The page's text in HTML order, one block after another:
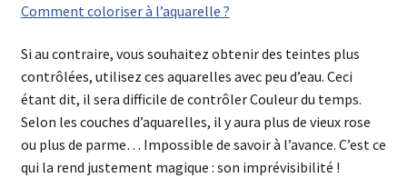
Comment coloriser à l’aquarelle ?
Si au contraire, vous souhaitez obtenir des teintes plus
contrôlées, utilisez ces aquarelles avec peu d’eau. Ceci
étant dit, il sera difficile de contrôler Couleur du temps.
Selon les couches d’aquarelles, il y aura plus de vieux rose
ou plus de parme… Impossible de savoir à l’avance. C’est ce
qui la rend justement magique : son imprévisibilité !